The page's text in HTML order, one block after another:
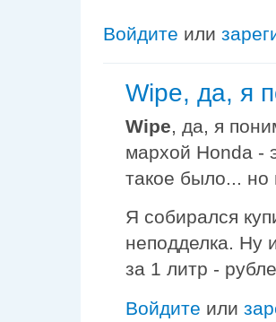
Войдите или
Wipe, да, я
Wipe, да, я
мархой Honda -
такое было... но
Я собирался
неподделка. Ну
за 1 литр -
Войдите или